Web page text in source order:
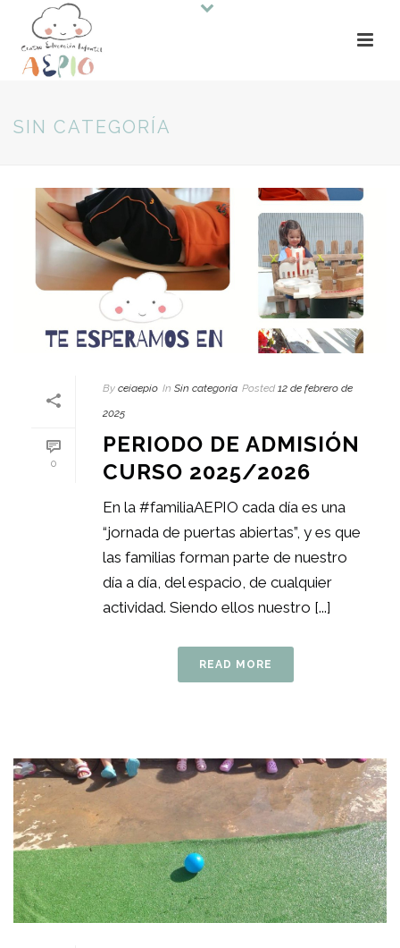
SIN CATEGORÍA
0
By ceiaepio In Sin categoría Posted 12 de febrero de
2025
PERIODO DE ADMISIÓN
CURSO 2025/2026
En la #familiaAEPIO cada día es una
“jornada de puertas abiertas”, y es que
las familias forman parte de nuestro
día a día, del espacio, de cualquier
actividad. Siendo ellos nuestro [...]
READ MORE